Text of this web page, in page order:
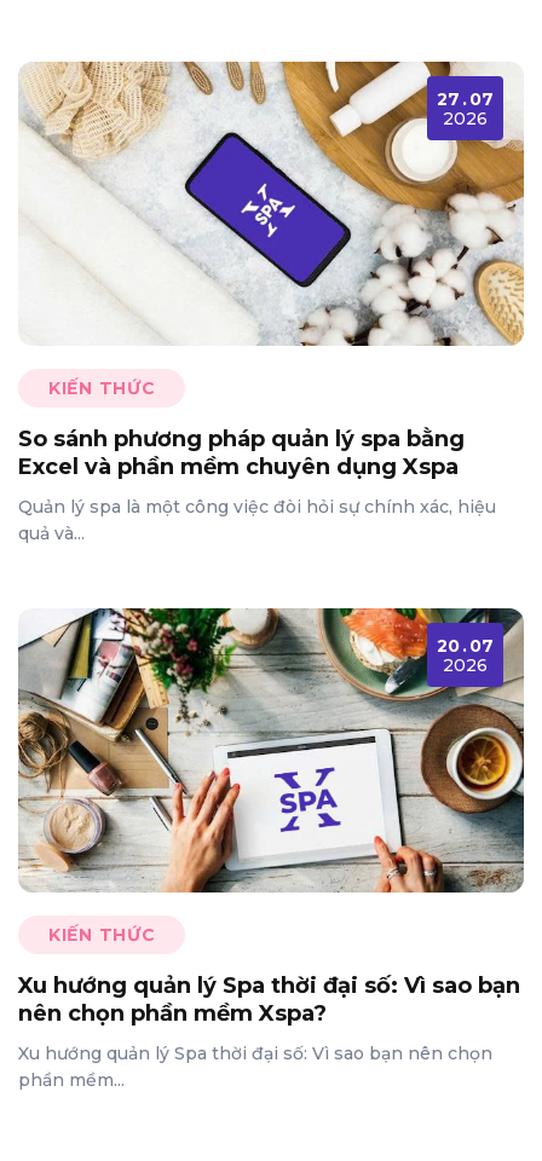
KIẾN THỨC
So sánh phương pháp quản lý spa bằng
Excel và phần mềm chuyên dụng Xspa
Quản lý spa là một công việc đòi hỏi sự chính xác, hiệu
quả và...
27 .07
2026
KIẾN THỨC
Xu hướng quản lý Spa thời đại số: Vì sao bạn
nên chọn phần mềm Xspa?
Xu hướng quản lý Spa thời đại số: Vì sao bạn nên chọn
phần mềm...
20.07
2026